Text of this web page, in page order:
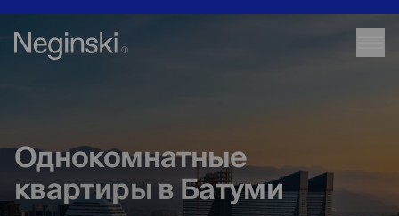
Однокомнатные
квартиры в Батуми